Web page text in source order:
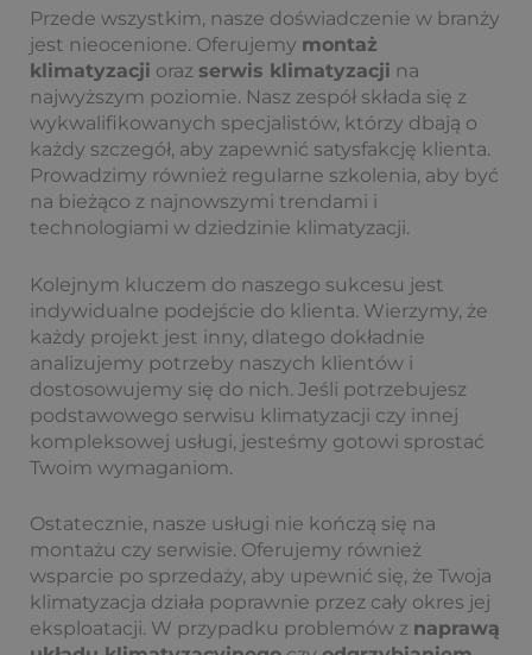
Przede wszystkim, nasze doświadczenie w branży
jest nieocenione. Oferujemy montaż
klimatyzacji oraz serwis klimatyzacji na
najwyższym poziomie. Nasz zespół składa się z
wykwalifikowanych specjalistów, którzy dbają o
każdy szczegół, aby zapewnić satysfakcję klienta.
Prowadzimy również regularne szkolenia, aby być
na bieżąco z najnowszymi trendami i
technologiami w dziedzinie klimatyzacji.
Kolejnym kluczem do naszego sukcesu jest
indywidualne podejście do klienta. Wierzymy, że
każdy projekt jest inny, dlatego dokładnie
analizujemy potrzeby naszych klientów i
dostosowujemy się do nich. Jeśli potrzebujesz
podstawowego serwisu klimatyzacji czy innej
kompleksowej usługi, jesteśmy gotowi sprostać
Twoim wymaganiom.
Ostatecznie, nasze usługi nie kończą się na
montażu czy serwisie. Oferujemy również
wsparcie po sprzedaży, aby upewnić się, że Twoja
klimatyzacja działa poprawnie przez cały okres jej
eksploatacji. W przypadku problemów z naprawą